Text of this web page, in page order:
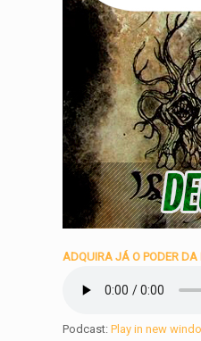
ADQUIRA JÁ O PODER DA
Podcast:Play in new